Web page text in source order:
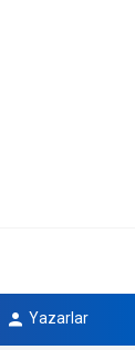
Yazarlar